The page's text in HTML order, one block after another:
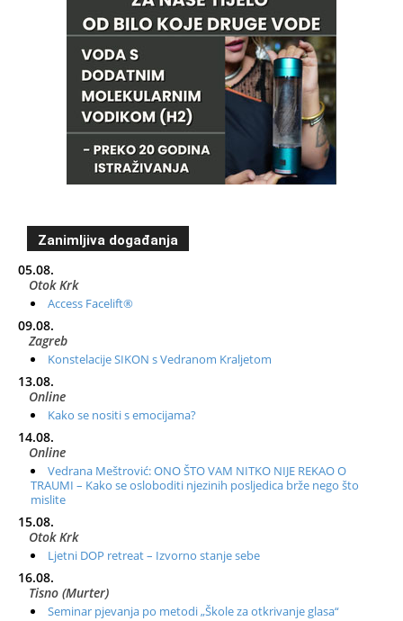
Zanimljiva događanja
05.08.
Otok Krk
Access Facelift®
09.08.
Zagreb
Konstelacije SIKON s Vedranom Kraljetom
13.08.
Online
Kako se nositi s emocijama?
14.08.
Online
Vedrana Meštrović: ONO ŠTO VAM NITKO NIJE REKAO O
TRAUMI – Kako se osloboditi njezinih posljedica brže nego što
mislite
15.08.
Otok Krk
Ljetni DOP retreat – Izvorno stanje sebe
16.08.
Tisno (Murter)
Seminar pjevanja po metodi „Škole za otkrivanje glasa“